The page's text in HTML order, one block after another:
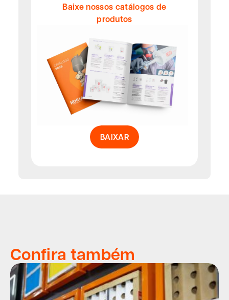
Baixe nossos catálogos de
produtos
BAIXAR
Confira também